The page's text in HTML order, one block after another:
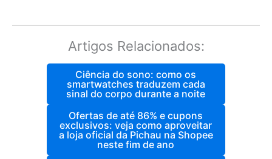
Artigos Relacionados:
Ciência do sono: como os
smartwatches traduzem cada
sinal do corpo durante a noite
Ofertas de até 86% e cupons
exclusivos: veja como aproveitar
a loja oficial da Pichau na Shopee
neste fim de ano